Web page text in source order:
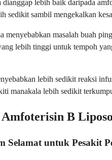
lebih baik daripada
sedikit sambil mengekalkan
masalah buah
lebih tinggi untuk tempoh
lebih sedikit reaksi
manakala lebih sedikit
B
Selamat untuk Pesakit